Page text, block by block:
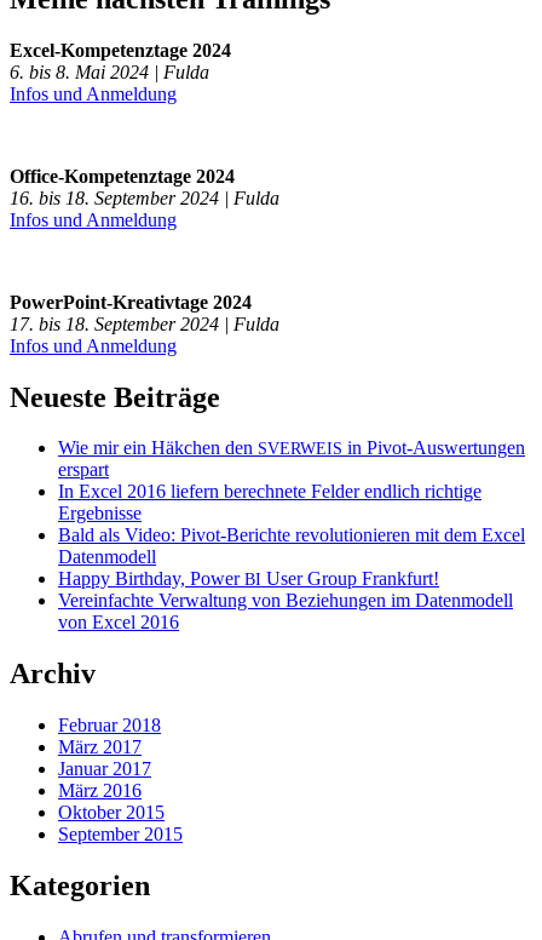
Excel-Kompetenztage 2024
6. bis 8. Mai 2024 | Fulda
Infos und Anmeldung
Office-Kompetenztage 2024
16. bis 18. September 2024 | Fulda
Infos und Anmeldung
PowerPoint-Kreativtage 2024
17. bis 18. September 2024 | Fulda
Infos und Anmeldung
Neueste Beiträge
Wie mir ein Häkchen den SVERWEIS in Pivot-Auswertungen
erspart
In Excel 2016 liefern berechnete Felder endlich richtige
Ergebnisse
Bald als Video: Pivot-Berichte revolutionieren mit dem Excel
Datenmodell
Happy Birthday, PowerBI User Group Frankfurt!
Vereinfachte Verwaltung von Beziehungen im Datenmodell
von Excel 2016
Archiv
Februar 2018
März 2017
Januar 2017
März 2016
Oktober 2015
September 2015
Kategorien